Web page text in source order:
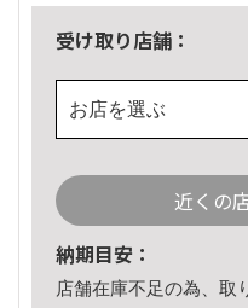
受け取り店舗：
お店を選ぶ
近くの
納期目安：
店舗在庫不足の為、取